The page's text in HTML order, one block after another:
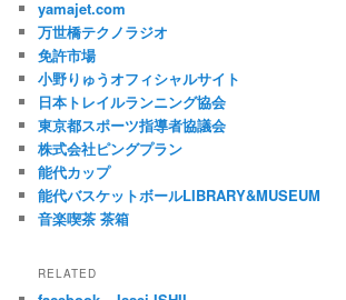
yamajet.com
万世橋テクノラジオ
免許市場
小野りゅうオフィシャルサイト
日本トレイルランニング協会
東京都スポーツ指導者協議会
株式会社ピングプラン
能代カップ
能代バスケットボールLIBRARY&MUSEUM
音楽喫茶 茶箱
RELATED